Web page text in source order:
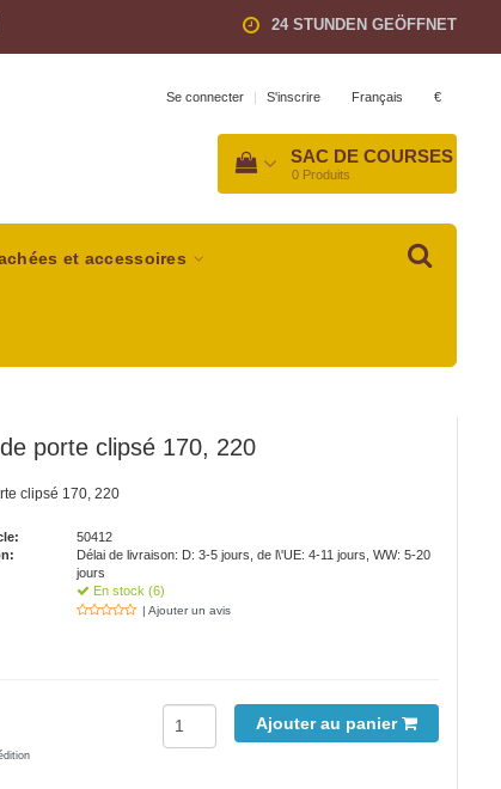
24 STUNDEN GEÖFFNET
Se connecter | S'inscrire Français €
SAC DE COURSES
0 Produits
et accessoires
porte clipsé 170, 220
clipsé 170, 220
50412
Délai de livraison: D: 3-5 jours, de l\'UE: 4-11 jours, WW: 5-20
jours
En stock (6)
| Ajouter un avis
Ajouter au panier